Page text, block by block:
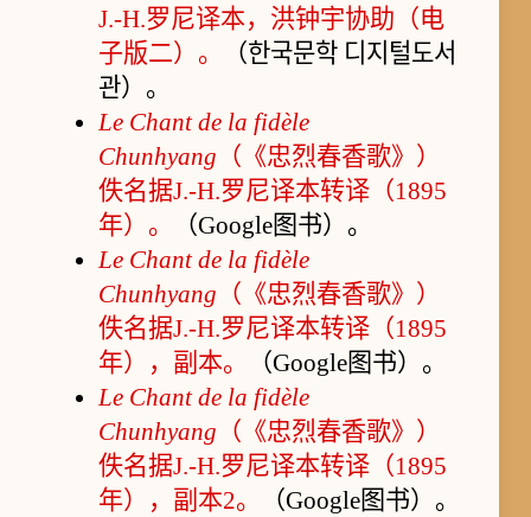
J.-H.罗尼译本，洪钟宇协助（电
子版二）。
（한국문학 디지털도서
관）。
Le Chant de la fidèle
Chunhyang （《忠烈春香歌》）
佚名据J.-H.罗尼译本转译（1895
年）。
（Google图书）。
Le Chant de la fidèle
Chunhyang （《忠烈春香歌》）
佚名据J.-H.罗尼译本转译（1895
年），副本。
（Google图书）。
Le Chant de la fidèle
Chunhyang （《忠烈春香歌》）
佚名据J.-H.罗尼译本转译（1895
年），副本2。
（Google图书）。